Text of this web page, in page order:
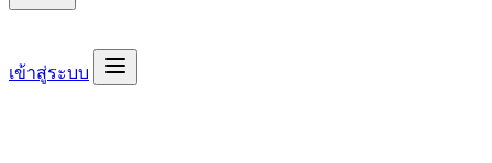
เข้าสู่ระบบ